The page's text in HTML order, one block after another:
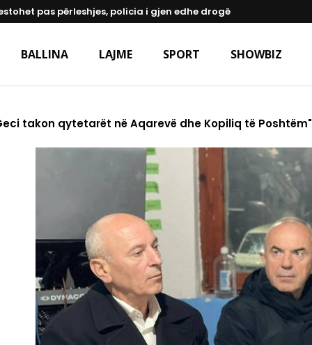
pas përleshjes, policia i gjen edhe drogë
BALLINA LAJME SPORT SHOWBIZ
takon qytetarët në Aqarevë dhe Kopiliq të Poshtëm"